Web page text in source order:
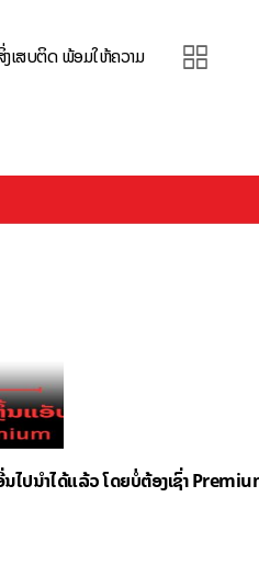
ເສບຕິດ ພ້ອມໃຫ້ຄວາມ
ໄປນຳໄດ້ແລ້ວ ໂດຍບໍ່ຕ້ອງເຊົ່າ